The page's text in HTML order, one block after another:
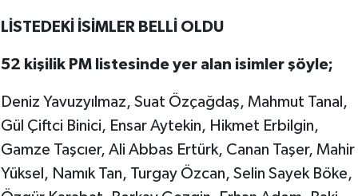
LİSTEDEKİ İSİMLER BELLİ OLDU
52 kişilik PM listesinde yer alan isimler şöyle;
Deniz Yavuzyılmaz, Suat Özçağdaş, Mahmut Tanal,
Gül Çiftci Binici, Ensar Aytekin, Hikmet Erbilgin,
Gamze Taşcıer, Ali Abbas Ertürk, Canan Taşer, Mahir
Yüksel, Namık Tan, Turgay Özcan, Selin Sayek Böke,